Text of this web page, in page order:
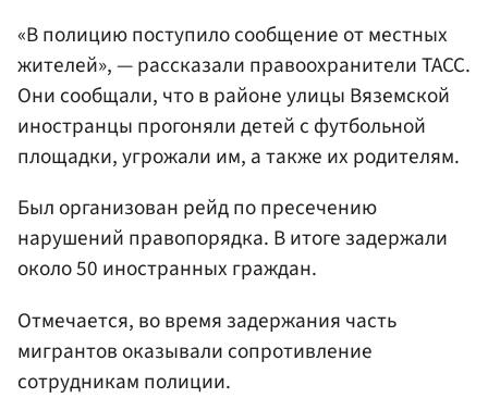
«В полицию поступило сообщение от местных
жителей», — рассказали правоохранители ТАСС.
Они сообщали, что в районе улицы Вяземской
иностранцы прогоняли детей с футбольной
площадки, угрожали им, а также их родителям.
Был организован рейд по пресечению
нарушений правопорядка. В итоге задержали
около 50 иностранных граждан.
Отмечается, во время задержания часть
мигрантов оказывали сопротивление
сотрудникам полиции.